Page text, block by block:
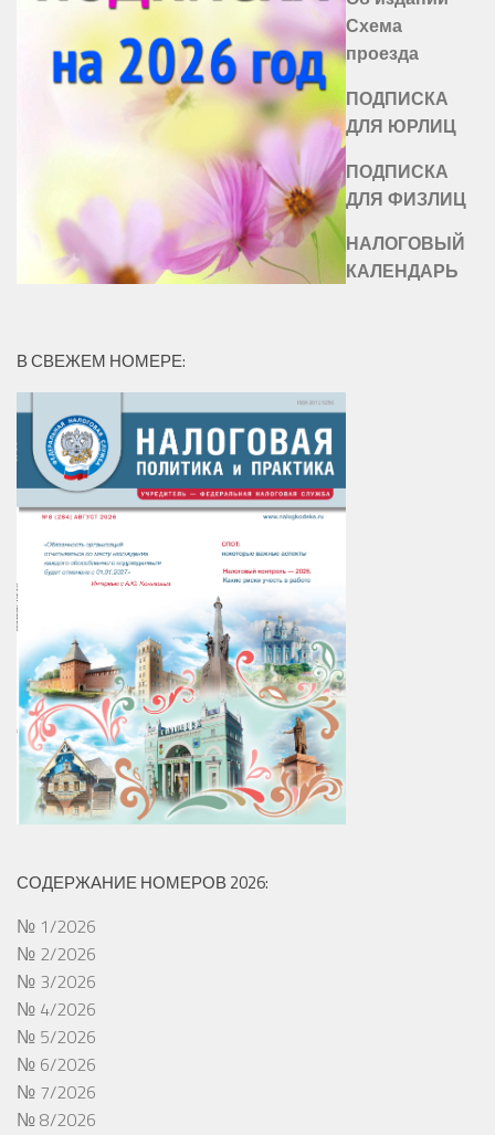
Схема
проезда
ПОДПИСКА
ДЛЯ ЮРЛИЦ
ПОДПИСКА
ДЛЯ ФИЗЛИЦ
НАЛОГОВЫЙ
КАЛЕНДАРЬ
В СВЕЖЕМ НОМЕРЕ:
СОДЕРЖАНИЕ НОМЕРОВ 2026:
№ 1/2026
№ 2/2026
№ 3/2026
№ 4/2026
№ 5/2026
№ 6/2026
№ 7/2026
№ 8/2026